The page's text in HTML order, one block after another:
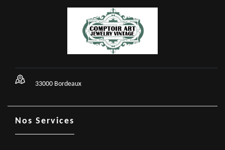
33000 Bordeaux
Nos Services